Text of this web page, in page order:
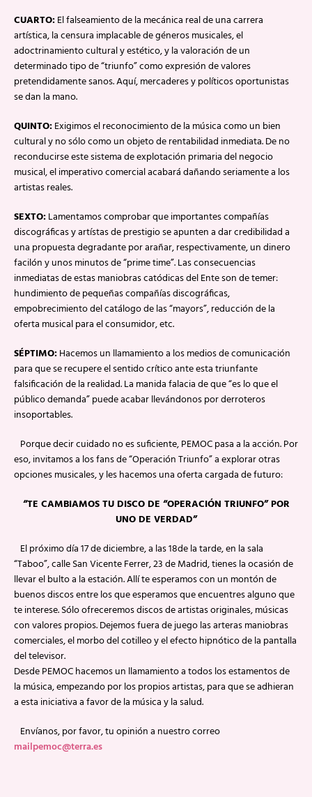
CUARTO:El falseamiento de la mecánica real de una carrera
artística, la censura implacable de géneros musicales, el
adoctrinamiento cultural y estético, y la valoración de un
determinado tipo de “triunfo” como expresión de valores
pretendidamente sanos. Aquí, mercaderes y políticos oportunistas
se dan la mano.
QUINTO:Exigimos el reconocimiento de la música como un bien
cultural y no sólo como un objeto de rentabilidad inmediata. De no
reconducirse este sistema de explotación primaria del negocio
musical, el imperativo comercial acabará dañando seriamente a los
artistas reales.
SEXTO:Lamentamos comprobar que importantes compañías
discográficas y artístas de prestigio se apunten a dar credibilidad a
una propuesta degradante por arañar, respectivamente, un dinero
facilón y unos minutos de “prime time”. Las consecuencias
inmediatas de estas maniobras catódicas del Ente son de temer:
hundimiento de pequeñas compañías discográficas,
empobrecimiento del catálogo de las “mayors”, reducción de la
oferta musical para el consumidor, etc.
SÉPTIMO:Hacemos un llamamiento a los medios de comunicación
para que se recupere el sentido crítico ante esta triunfante
falsificación de la realidad. La manida falacia de que “es lo que el
público demanda” puede acabar llevándonos por derroteros
insoportables.
Porque decir cuidado no es suficiente, PEMOC pasa a la acción. Por
eso, invitamos a los fans de “Operación Triunfo” a explorar otras
opciones musicales, y les hacemos una oferta cargada de futuro:
“TE CAMBIAMOS TU DISCO DE “OPERACIÓN TRIUNFO” POR
UNO DE VERDAD”
El próximo día 17 de diciembre, a las 18de la tarde, en la sala
“Taboo”, calle San Vicente Ferrer, 23 de Madrid, tienes la ocasión de
llevar el bulto a la estación. Allí te esperamos con un montón de
buenos discos entre los que esperamos que encuentres alguno que
te interese. Sólo ofreceremos discos de artistas originales, músicas
con valores propios. Dejemos fuera de juego las arteras maniobras
comerciales, el morbo del cotilleo y el efecto hipnótico de la pantalla
del televisor.
Desde PEMOC hacemos un llamamiento a todos los estamentos de
la música, empezando por los propios artistas, para que se adhieran
a esta iniciativa a favor de la música y la salud.
Envíanos, por favor, tu opinión a nuestro correo
mailpemoc@terra.es